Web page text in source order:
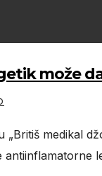
može
„Britiš medikal
antiinflamatorne